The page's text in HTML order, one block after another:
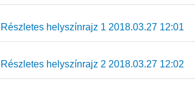
Részletes helyszínrajz 1 2018.03.27 12:01
Részletes helyszínrajz 2 2018.03.27 12:02